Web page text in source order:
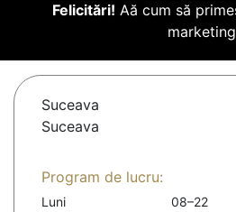
Felicitări! Aă cum să
marketing
Suceava
Suceava
Program de lucru:
Luni
08–22